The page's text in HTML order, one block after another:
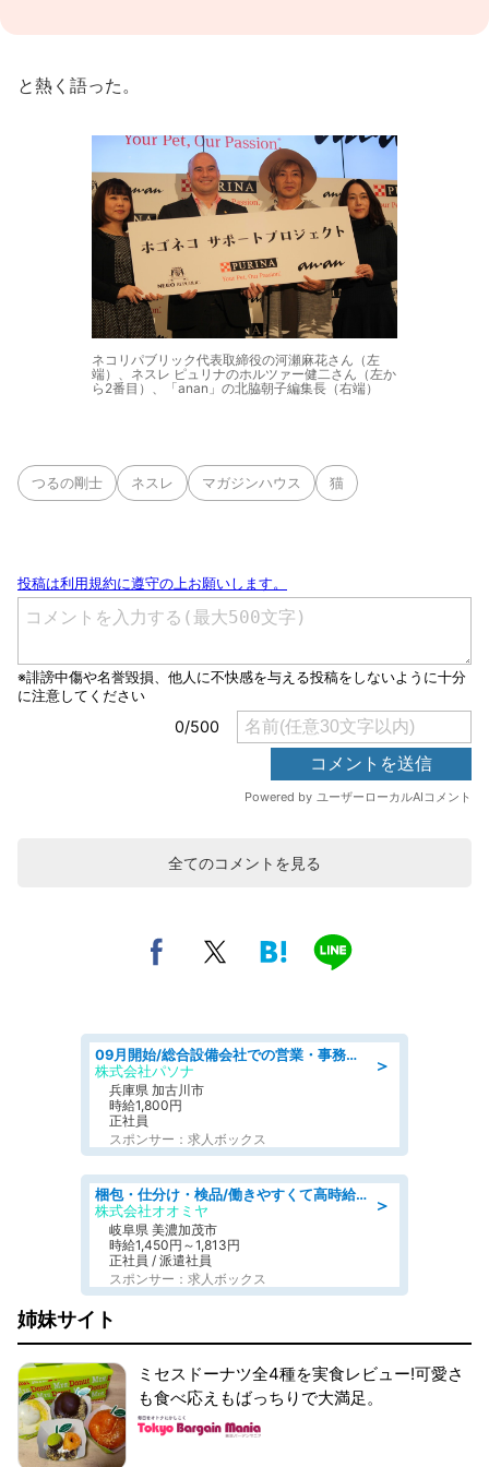
と熱く語った。
ネコリパブリック代表取締役の河瀬麻花さん（左
端）、ネスレ ピュリナのホルツァー健二さん（左か
ら2番目）、「anan」の北脇朝子編集長（右端）
つるの剛士 ネスレ マガジンハウス 猫
全てのコメントを見る
＞
09月開始/総合設備会社での営業・事務のお仕事/車通勤可/賞与あり/営業/営業事務
株式会社パソナ
兵庫県 加古川市
時給1,800円
正社員
スポンサー：求人ボックス
＞
梱包・仕分け・検品/働きやすくて高時給の仕分け作業長期休暇充実/残業なし
株式会社オオミヤ
岐阜県 美濃加茂市
時給1,450円～1,813円
正社員 / 派遣社員
スポンサー：求人ボックス
姉妹サイト
ミセスドーナツ全4種を実食レビュー!可愛さ
も食べ応えもばっちりで大満足。